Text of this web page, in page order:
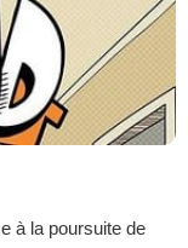
à la poursuite de